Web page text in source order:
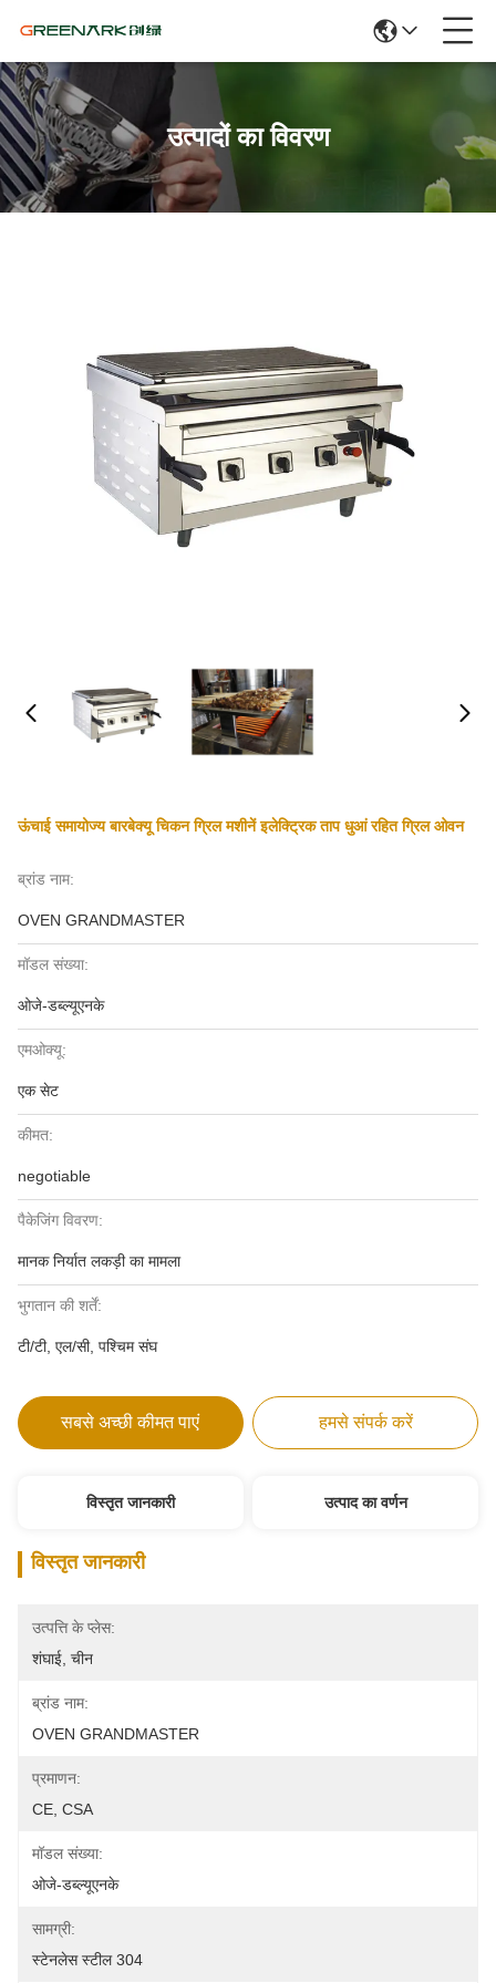
उत्पादों का विवरण
ऊंचाई समायोज्य बारबेक्यू चिकन ग्रिल मशीनें इलेक्ट्रिक ताप धुआं रहित ग्रिल ओवन
ब्रांड नाम:
OVEN GRANDMASTER
मॉडल संख्या:
ओजे-डब्ल्यूएनके
एमओक्यू:
एक सेट
कीमत:
negotiable
पैकेजिंग विवरण:
मानक निर्यात लकड़ी का मामला
भुगतान की शर्तें:
टी/टी, एल/सी, पश्चिम संघ
सबसे अच्छी कीमत पाएं हमसे संपर्क करें
विस्तृत जानकारी उत्पाद का वर्णन
विस्तृत जानकारी
उत्पत्ति के प्लेस:
शंघाई, चीन
ब्रांड नाम:
OVEN GRANDMASTER
प्रमाणन:
CE, CSA
मॉडल संख्या:
ओजे-डब्ल्यूएनके
सामग्री:
स्टेनलेस स्टील 304